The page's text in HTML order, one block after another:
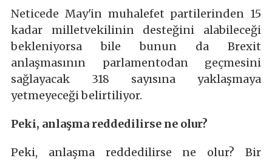
Neticede May'in muhalefet partilerinden 15
kadar milletvekilinin desteğini alabileceği
bekleniyorsa bile bunun da Brexit
anlaşmasının parlamentodan geçmesini
sağlayacak 318 sayısına yaklaşmaya
yetmeyeceği belirtiliyor.
Peki, anlaşma reddedilirse ne olur?
Peki, anlaşma reddedilirse ne olur? Bir